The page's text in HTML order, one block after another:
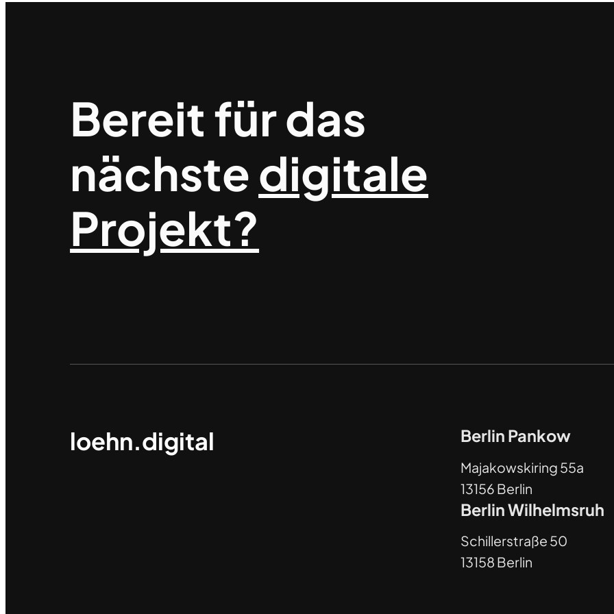
Bereit für das
nächstedigitale
Projekt?
loehn.digital Berlin Pankow
Majakowskiring 55a
13156 Berlin
Berlin Wilhelmsruh
Schillerstraße 50
13158 Berlin